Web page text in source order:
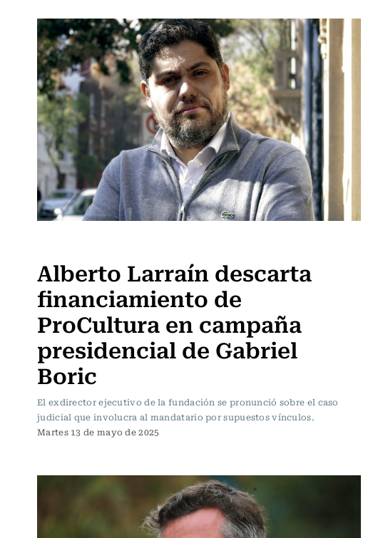
Alberto Larraín descarta
financiamiento de
ProCultura en campaña
presidencial de Gabriel
Boric
El exdirector ejecutivo de la fundación se pronunció sobre el caso
judicial que involucra al mandatario por supuestos vínculos.
Martes 13 de mayo de 2025